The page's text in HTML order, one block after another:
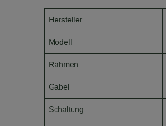
Hersteller
Modell
Rahmen
Gabel
Schaltung